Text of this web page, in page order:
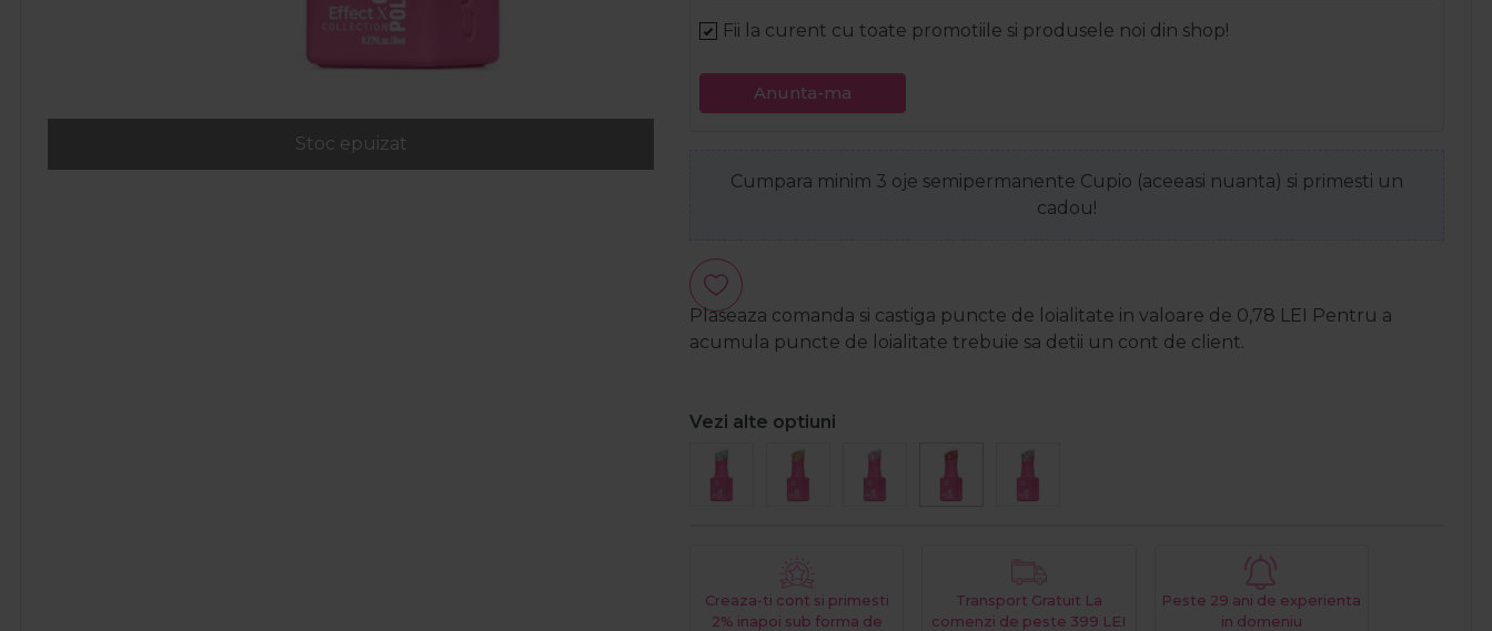
Stoc epuizat
Fii la curent cu toate promotiile si produsele noi din shop!
Anunta-ma
Cumpara minim 3 oje semipermanente Cupio (aceeasi nuanta) si primesti un
cadou!
Plaseaza comanda si castiga puncte de loialitate in valoare de 0,78 LEI
Pentru a
acumula puncte de loialitate trebuie sa detii un cont de client.
Vezi alte optiuni
Creaza-ti cont si primesti
2% inapoi sub forma de
Transport Gratuit La
comenzi de peste 399 LEI
Peste 29 ani de experienta
in domeniu